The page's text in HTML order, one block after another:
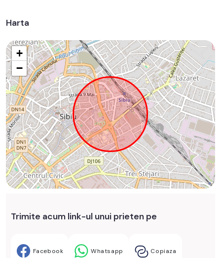
Harta
+
−
Trimite acum link-ul unui prieten pe
Facebook Whatsapp Copiaza